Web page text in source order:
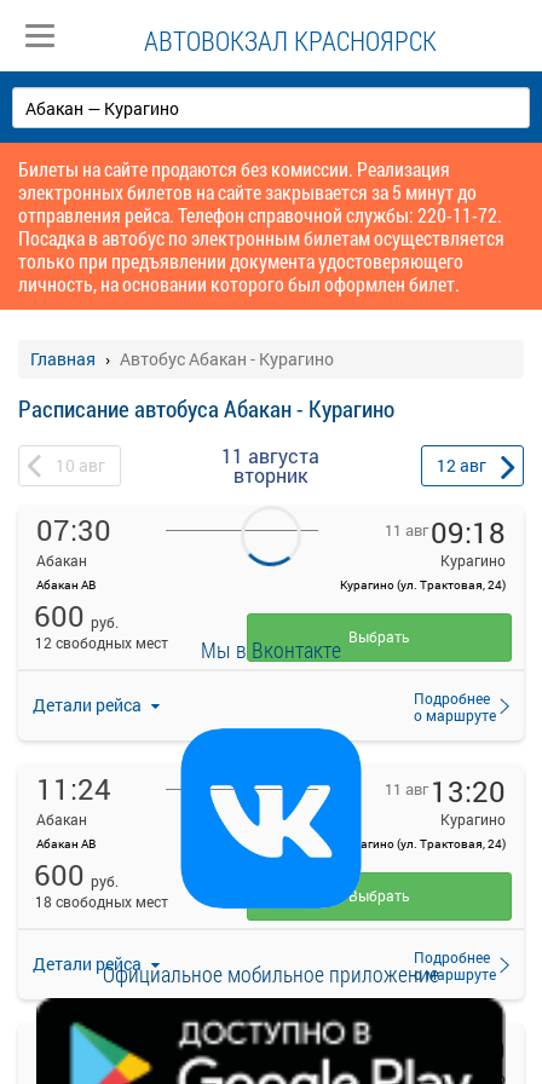
АВТОВОКЗАЛ КРАСНОЯРСК
Билеты на сайте продаются без комиссии. Реализация
электронных билетов на сайте закрывается за 5 минут до
отправления рейса. Телефон справочной службы: 220-11-72.
Посадка в автобус по электронным билетам осуществляется
только при предъявлении документа удостоверяющего
личность, на основании которого был оформлен билет.
Главная Автобус Абакан - Курагино
Расписание автобуса Абакан - Курагино
10 авг 11 августа
вторник 12авг
07:30
Абакан
Абакан АВ
11 авг09:18
Курагино
Курагино (ул. Трактовая, 24)
Детали рейса
Подробнее
о маршруте
600 руб.
12 свободных мест
Выбрать
11:24
Абакан
Абакан АВ
11 авг 13:20
Курагино
Курагино (ул. Трактовая, 24)
Детали рейса
Подробнее
о маршруте
600 руб.
18 свободных мест
Выбрать
11:40 13:20
Курагино
Мы в Вконтакте
Официальное мобильное приложение